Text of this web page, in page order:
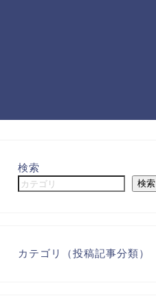
検索
検索
カテゴリ（投稿記事分類）